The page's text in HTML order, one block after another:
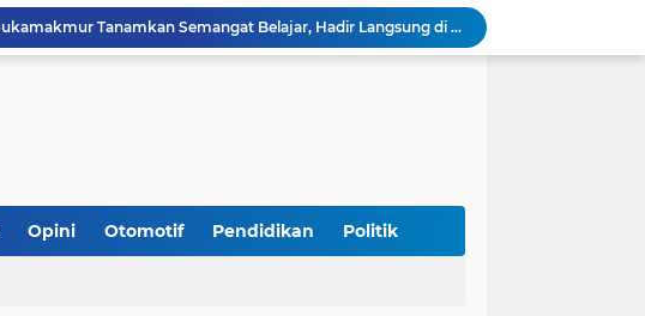
Jaga Stabilitas Wilayah, Koramil Montasik Intensifkan Patroli Keamanan di Desa Binaan
Pimpin Upacara Pembaretan 65 Bintara Remaja Brimob, Kapolda Aceh: Baret Adalah Simbol Kehormatan
Kodim 0108/Agara Bersama Warga Gotong Royong percepat pembangunan Jembatan Gantung di Desa Gulo Aceh Tenggara
Opini Otomotif Pendidikan Politik